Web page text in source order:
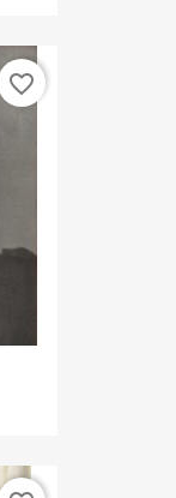
favorite_border